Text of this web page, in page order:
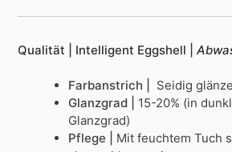
Qualität | Intelligent Eggshell |
Farbanstrich | Seidig
Glanzgrad |
15-20% (in
Glanzgrad)
Pflege |
Mit feuchtem Tuch